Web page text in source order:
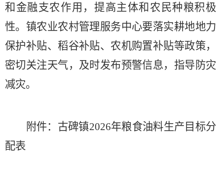
和 金融支农作用，提高主体和农民种粮积极
性。镇农业农村管理服务中心要落实耕地地力
保护补贴、稻谷补贴、农机购置补贴等政策，
密切关注天气，及时发布预警信息，指导防灾
减灾。
附件：古碑镇2026年粮食油料生产目标分
配表